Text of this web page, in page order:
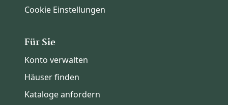
Cookie Einstellungen
Für Sie
Konto verwalten
Häuser finden
Kataloge anfordern